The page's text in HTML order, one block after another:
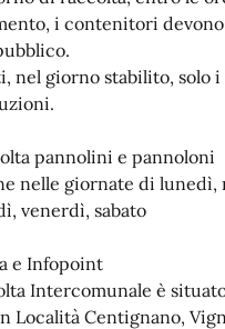
i contenitori devono
nel giorno stabilito, solo
pannolini e pannoloni
nelle giornate di lunedì,
venerdì, sabato
e Infopoint
Intercomunale è
Località Centignano,